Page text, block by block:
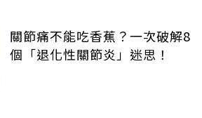
關節痛不能吃香蕉？一次破解8
個「退化性關節炎」迷思！